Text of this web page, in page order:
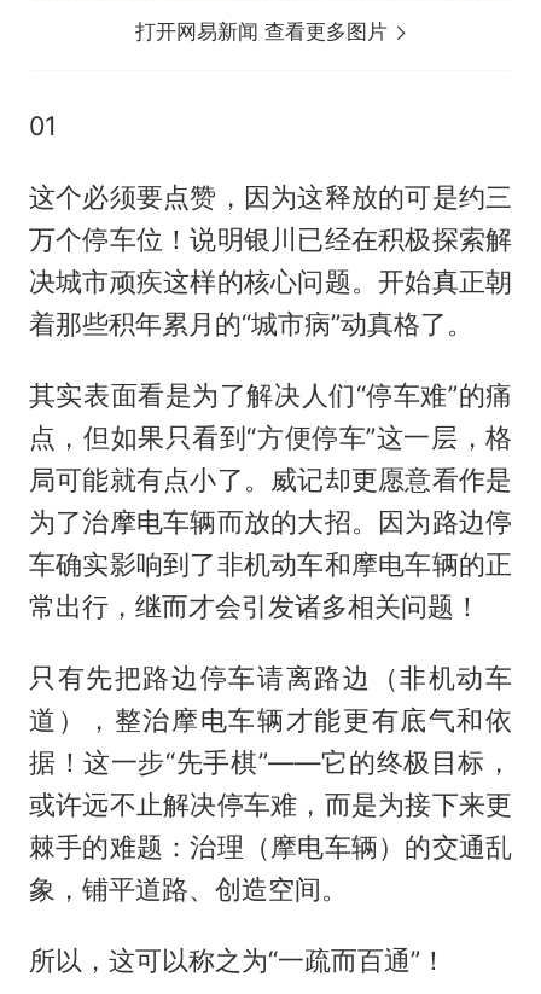
打开网易新闻 查看更多图片
01
这个必须要点赞，因为这释放的可是约三
万个停车位！说明银川已经在积极探索解
决城市顽疾这样的核心问题。开始真正朝
着那些积年累月的“城市病”动真格了。
其实表面看是为了解决人们“停车难”的痛
点，但如果只看到“方便停车”这一层，格
局可能就有点小了。威记却更愿意看作是
为了治摩电车辆而放的大招。因为路边停
车确实影响到了非机动车和摩电车辆的正
常出行，继而才会引发诸多相关问题！
只有先把路边停车请离路边（非机动车
道），整治摩电车辆才能更有底气和依
据！这一步“先手棋”——它的终极目标，
或许远不止解决停车难，而是为接下来更
棘手的难题：治理（摩电车辆）的交通乱
象，铺平道路、创造空间。
所以，这可以称之为“一疏而百通”！